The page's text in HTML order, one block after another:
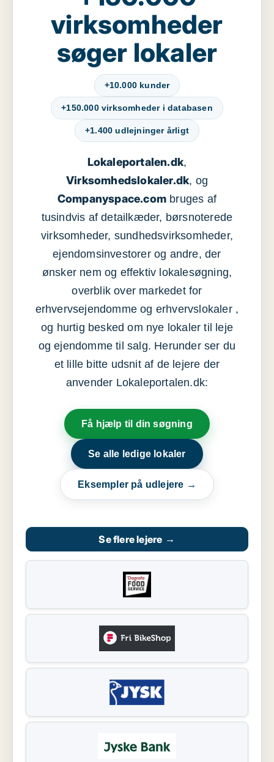
virksomheder
søger lokaler
+10.000 kunder
+150.000 virksomheder i databasen
+1.400 udlejninger årligt
Lokaleportalen.dk,
Virksomhedslokaler.dk, og
Companyspace.com bruges af
tusindvis af detailkæder, børsnoterede
virksomheder, sundhedsvirksomheder,
ejendomsinvestorer og andre, der
ønsker nem og effektiv lokalesøgning,
overblik over markedet for
erhvervsejendomme og erhvervslokaler ,
og hurtig besked om nye lokaler til leje
og ejendomme til salg. Herunder ser du
et lille bitte udsnit af de lejere der
anvender Lokaleportalen.dk:
Få hjælp til din søgning
Se alle ledige lokaler
Eksempler på udlejere →
Se flere lejere →